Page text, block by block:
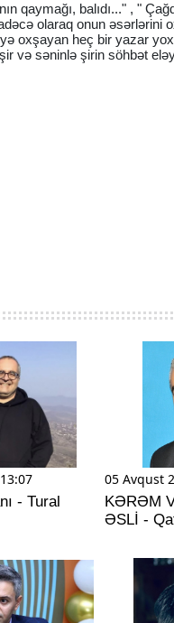
qaymağı, balıdı..." , "
olaraq onun əsərlərini
oxşayan heç bir yazar
və səninlə şirin söhbət
- Tural
05 Avqust
KƏRƏM
ƏSLİ -